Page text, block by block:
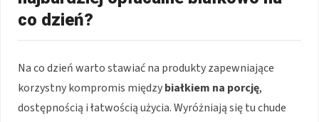
co dzień?
Na co dzień warto stawiać na produkty zapewniające
korzystny kompromis międzybiałkiem na porcję,
dostępnością i łatwością użycia. Wyróżniają się tu chude